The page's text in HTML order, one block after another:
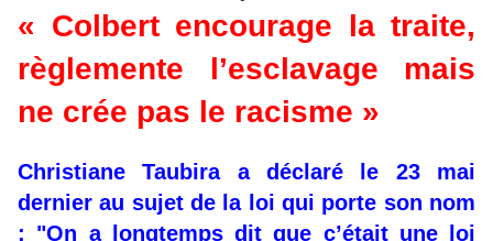
« Colbert encourage la traite,
règlemente l’esclavage mais
ne crée pas le racisme »
Christiane Taubira a déclaré le 23 mai
dernier au sujet de la loi qui porte son nom
: "On a longtemps dit que c’était une loi